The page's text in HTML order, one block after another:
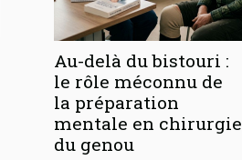
Au-delà du bistouri :
le rôle méconnu de
la préparation
mentale en chirurgie
du genou